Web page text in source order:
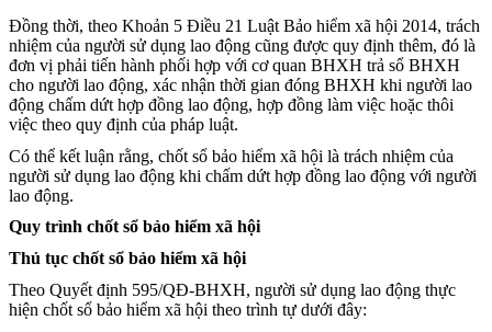
Đồng thời, theo Khoản 5 Điều 21 Luật Bảo hiểm xã hội 2014, trách
nhiệm của người sử dụng lao động cũng được quy định thêm, đó là
đơn vị phải tiến hành phối hợp với cơ quan BHXH trả sổ BHXH
cho người lao động, xác nhận thời gian đóng BHXH khi người lao
động chấm dứt hợp đồng lao động, hợp đồng làm việc hoặc thôi
việc theo quy định của pháp luật.
Có thể kết luận rằng, chốt sổ bảo hiểm xã hội là trách nhiệm của
người sử dụng lao động khi chấm dứt hợp đồng lao động với người
lao động.
Quy trình chốt sổ bảo hiểm xã hội
Thủ tục chốt sổ bảo hiểm xã hội
Theo Quyết định 595/QĐ-BHXH, người sử dụng lao động thực
hiện chốt sổ bảo hiểm xã hội theo trình tự dưới đây: